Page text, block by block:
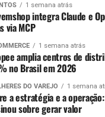
1 semana atrás
integra Claude e
via MCP
1 semana atrás
amplia centros de
no Brasil em 2026
DO VAREJO 1 semana
a estratégia e a
sobre gerar valor